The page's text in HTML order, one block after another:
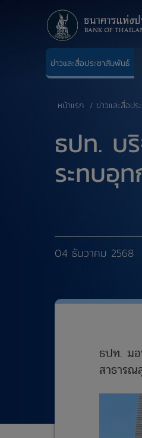
ข่าวและสื่อประชาสัมพันธ์
หน้าแรก ข่าวและสื่อป
ธปท. บ
ระทบอุ
04 ธันวาคม 2568
ธปท. มอ
สาธารณ